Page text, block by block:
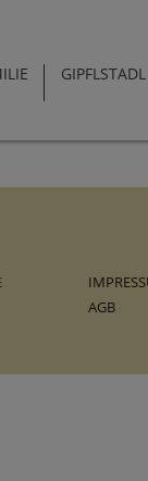
GIPFLSTADL
AGB